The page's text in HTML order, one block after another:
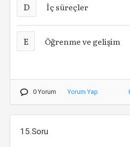
D İç süreçler
E Öğrenme ve gelişim
0 Yorum Yorum Yap
15.Soru